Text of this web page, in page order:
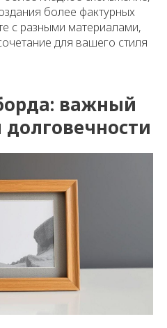
более фактурных
с разными материалами,
для вашего стиля
важный